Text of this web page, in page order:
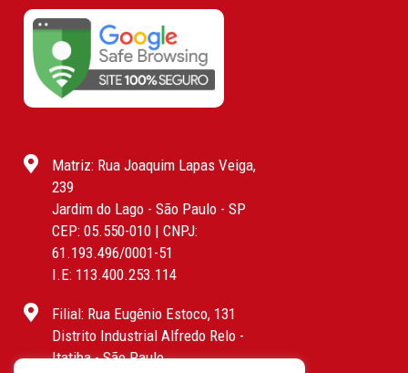
Matriz: Rua Joaquim Lapas Veiga,
239
Jardim do Lago - São Paulo - SP
CEP: 05.550-010 | CNPJ:
61.193.496/0001-51
I.E: 113.400.253.114
Filial: Rua Eugênio Estoco, 131
Distrito Industrial Alfredo Relo -
Itatiba - São Paulo